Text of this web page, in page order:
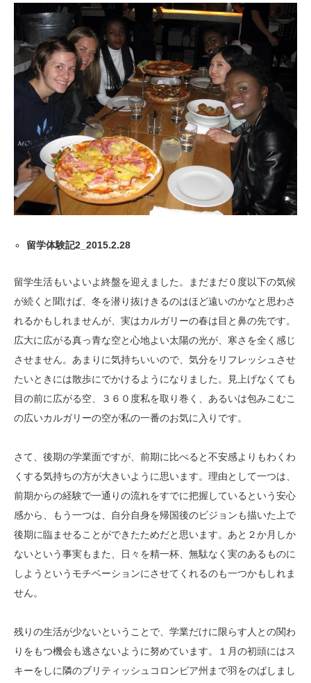
留学体験記2_2015.2.28
留学生活もいよいよ終盤を迎えました。まだまだ０度以下の気候
が続くと聞けば、冬を潜り抜けきるのはほど遠いのかなと思わさ
れるかもしれませんが、実はカルガリーの春は目と鼻の先です。
広大に広がる真っ青な空と心地よい太陽の光が、寒さを全く感じ
させません。あまりに気持ちいいので、気分をリフレッシュさせ
たいときには散歩にでかけるようになりました。見上げなくても
目の前に広がる空、３６０度私を取り巻く、あるいは包みこむこ
の広いカルガリーの空が私の一番のお気に入りです。
さて、後期の学業面ですが、前期に比べると不安感よりもわくわ
くする気持ちの方が大きいように思います。理由として一つは、
前期からの経験で一通りの流れをすでに把握しているという安心
感から、もう一つは、自分自身を帰国後のビジョンも描いた上で
後期に臨ませることができたためだと思います。あと２か月しか
ないという事実もまた、日々を精一杯、無駄なく実のあるものに
しようというモチベーションにさせてくれるのも一つかもしれま
せん。
残りの生活が少ないということで、学業だけに限らす人との関わ
りをもつ機会も逃さないように努めています。１月の初頭にはス
キーをしに隣のブリティッシュコロンビア州まで羽をのばしまし